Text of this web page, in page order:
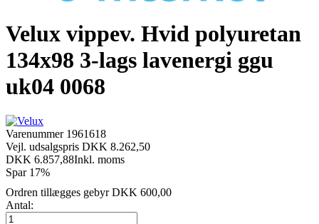
Velux vippev. Hvid polyuretan
134x98 3-lags lavenergi ggu
uk04 0068
Varenummer 1961618
Vejl. udsalgspris DKK 8.262,50
DKK 6.857,88Inkl. moms
Spar 17%
Ordren tillægges gebyr DKK 600,00
Antal: